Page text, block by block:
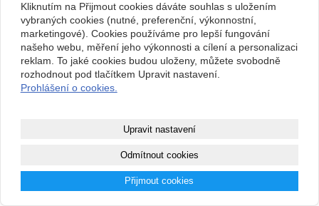
Kliknutím na Přijmout cookies dáváte souhlas s uložením
vybraných cookies (nutné, preferenční, výkonnostní,
marketingové). Cookies používáme pro lepší fungování
našeho webu, měření jeho výkonnosti a cílení a personalizaci
reklam. To jaké cookies budou uloženy, můžete svobodně
rozhodnout pod tlačítkem Upravit nastavení.
Prohlášení o cookies.
Upravit nastavení
Odmítnout cookies
Přijmout cookies